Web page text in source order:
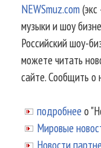
NEWSmuz.com
музыки и шоу
Российский шоу-
можете читать
сайте. Сообщить о
подробнее о
Мировые
Новости